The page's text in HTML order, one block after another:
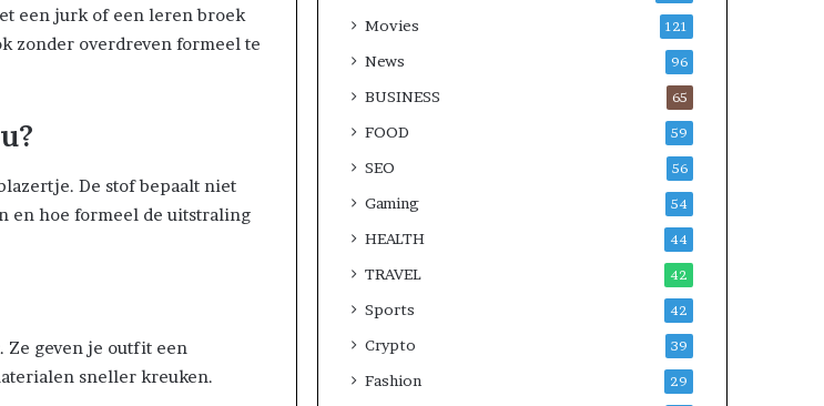
een jurk of een leren broek
zonder overdreven formeel te
De stof bepaalt niet
en hoe formeel de uitstraling
Ze geven je outfit een
sneller kreuken.
Movies 121
News 96
BUSINESS 65
FOOD 59
SEO 56
Gaming 54
HEALTH 44
TRAVEL 42
Sports 42
Crypto 39
Fashion 29